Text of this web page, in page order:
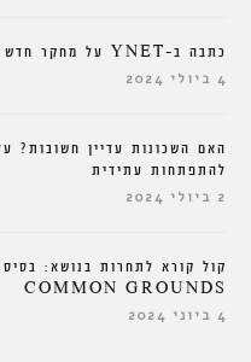
כתבה ב-YNET על מחקר חדש במעבדה העוסק בהצללה בעיר
4 ביולי 2024
האם השכונות עדיין חשובות?
להתפתחות עתידית
2 ביולי 2024
קול קורא לתחרות בנושא:
COMMON GROUNDS
4 ביוני 2024